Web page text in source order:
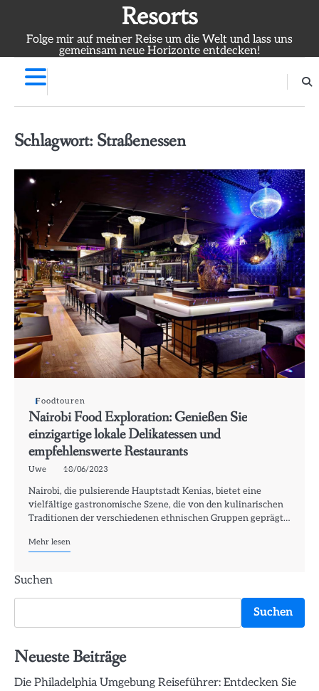
content
Resorts
Folge mir auf meiner Reise um die Welt und lass uns
gemeinsam neue Horizonte entdecken!
Schlagwort: Straßenessen
Foodtouren
Nairobi Food Exploration: Genießen Sie
einzigartige lokale Delikatessen und
empfehlenswerte Restaurants
Uwe 18/06/2023
Nairobi, die pulsierende Hauptstadt Kenias, bietet eine
vielfältige gastronomische Szene, die von den kulinarischen
Traditionen der verschiedenen ethnischen Gruppen geprägt…
Mehr lesen
Suchen
Suchen
Neueste Beiträge
Die Philadelphia Umgebung Reiseführer: Entdecken Sie